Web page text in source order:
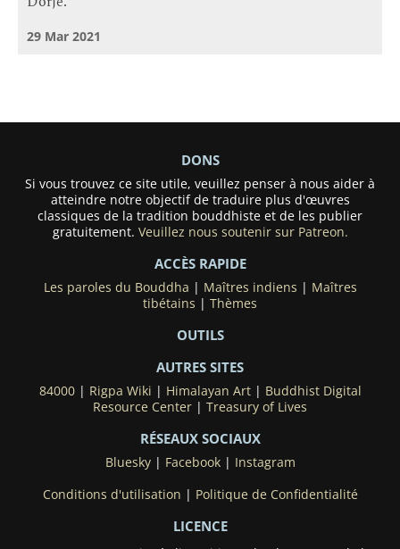
29 Mar 2021
DONS
Si vous trouvez ce site utile, veuillez penser à nous aider à
atteindre notre objectif de traduire plus d'œuvres
classiques de la tradition bouddhiste et de les publier
gratuitement. Veuillez nous soutenir sur Patreon.
ACCÈS RAPIDE
Les paroles du Bouddha | Maîtres indiens | Maîtres
tibétains | Thèmes
OUTILS
AUTRES SITES
84000| Rigpa Wiki | Himalayan Art| Buddhist Digital
Resource Center | Treasury of Lives
RÉSEAUX SOCIAUX
Bluesky| Facebook| Instagram
Conditions d'utilisation | Politique de Confidentialité
LICENCE